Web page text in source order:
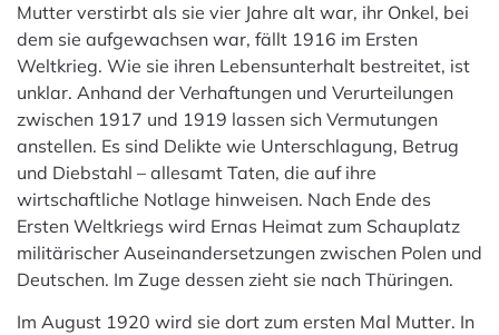
Mutter verstirbt als sie vier Jahre alt war, ihr Onkel, bei
dem sie aufgewachsen war, fällt 1916 im Ersten
Weltkrieg. Wie sie ihren Lebensunterhalt bestreitet, ist
unklar. Anhand der Verhaftungen und Verurteilungen
zwischen 1917 und 1919 lassen sich Vermutungen
anstellen. Es sind Delikte wie Unterschlagung, Betrug
und Diebstahl – allesamt Taten, die auf ihre
wirtschaftliche Notlage hinweisen. Nach Ende des
Ersten Weltkriegs wird Ernas Heimat zum Schauplatz
militärischer Auseinandersetzungen zwischen Polen und
Deutschen. Im Zuge dessen zieht sie nach Thüringen.
Im August 1920 wird sie dort zum ersten Mal Mutter. In